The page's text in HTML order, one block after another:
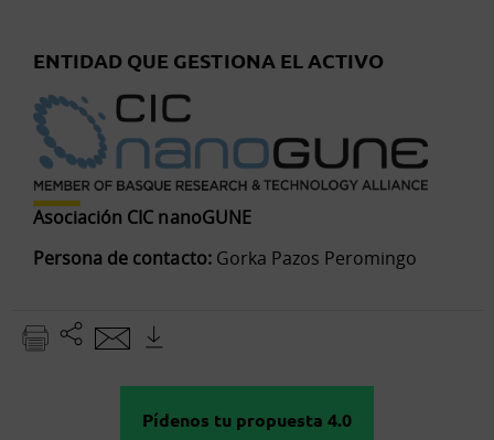
ENTIDAD QUE GESTIONA EL ACTIVO
Asociación CIC nanoGUNE
Persona de contacto:Gorka Pazos Peromingo
Pídenos tu propuesta 4.0